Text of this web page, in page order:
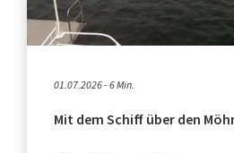
01.07.2026 - 6 Min.
Mit dem Schiff über den